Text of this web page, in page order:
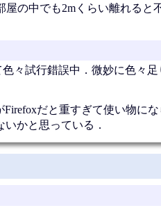
の中でも2mくらい離れると
々試行錯誤中．微妙に色々
Firefoxだと重すぎて使い物に
かと思っている．